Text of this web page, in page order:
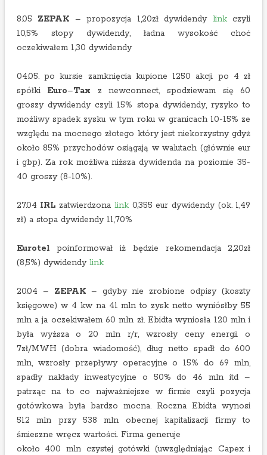
8.05 ZEPAK – propozycja 1,20zł dywidendy linkczyli
10,5% stopy dywidendy, ładna wysokość choć
oczekiwałem 1,30 dywidendy
04.05. po kursie zamknięcia kupione 1250 akcji po 4 zł
spółki Euro–Tax z newconnect, spodziewam się 60
groszy dywidendy czyli 15% stopa dywidendy, ryzyko to
możliwy spadek zysku w tym roku w granicach 10-15% ze
względu na mocnego złotego który jest niekorzystny gdyż
około 85% przychodów osiągają w walutach (głównie eur
i gbp). Za rok możliwa niższa dywidenda na poziomie 35-
40 groszy (8-10%).
27.04 IRLzatwierdzona link0,355 eur dywidendy (ok. 1,49
zł) a stopa dywidendy 11,70%
Eurotelpoinformował iż będzie rekomendacja 2,20zł
(8,5%) dywidendy link
20.04 – ZEPAK – gdyby nie zrobione odpisy (koszty
księgowe) w 4 kw na 41 mln to zysk netto wyniósłby 55
mln a ja oczekiwałem 60 mln zł. Ebidta wyniosła 120 mln i
była wyższa o 20 mln r/r, wzrosły ceny energii o
7zł/MWH (dobra wiadomość), dług netto spadł do 600
mln, wzrosły przepływy operacyjne o 15% do 69 mln,
spadły nakłady inwestycyjne o 50% do 46 mln itd –
patrząc na to co najważniejsze w firmie czyli pozycja
gotówkowa była bardzo mocna. Roczna Ebidta wynosi
512 mln przy 538 mln obecnej kapitalizacji firmy to
śmieszne wręcz wartości. Firma generuje
około 400 mln czystej gotówki (uwzględniając Capex i